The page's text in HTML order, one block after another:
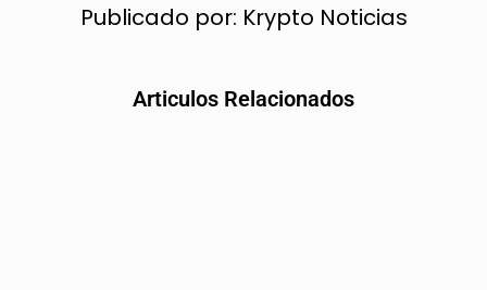
Publicado por: Krypto Noticias
Articulos Relacionados